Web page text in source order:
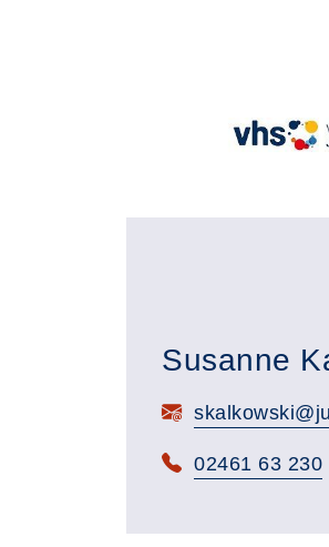
Susanne
E-Mail:
Telefon:
02461 63 230